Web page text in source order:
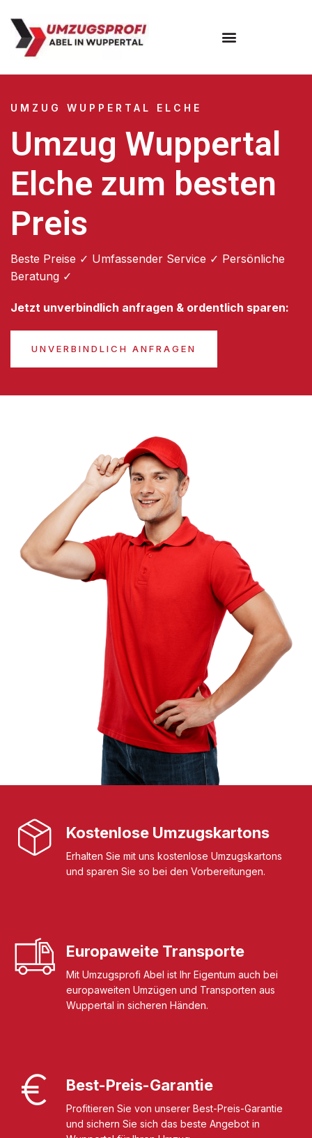
UMZUG WUPPERTAL ELCHE
Umzug Wuppertal
Elche zum besten
Preis
Beste Preise ✓ Umfassender Service ✓ Persönliche
Beratung ✓
Jetzt unverbindlich anfragen & ordentlich sparen:
UNVERBINDLICH ANFRAGEN
Kostenlose Umzugskartons
Erhalten Sie mit uns kostenlose Umzugskartons
und sparen Sie so bei den Vorbereitungen.
Europaweite Transporte
Mit Umzugsprofi Abel ist Ihr Eigentum auch bei
europaweiten Umzügen und Transporten aus
Wuppertal in sicheren Händen.
Best-Preis-Garantie
Profitieren Sie von unserer Best-Preis-Garantie
und sichern Sie sich das beste Angebot in